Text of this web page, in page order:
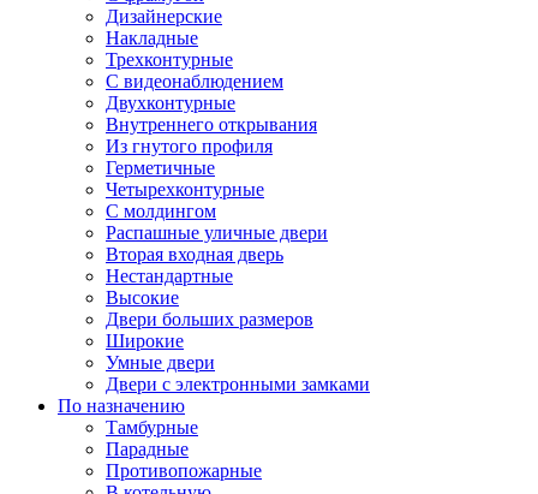
Дизайнерские
Накладные
Трехконтурные
С видеонаблюдением
Двухконтурные
Внутреннего открывания
Из гнутого профиля
Герметичные
Четырехконтурные
С молдингом
Распашные уличные двери
Вторая входная дверь
Нестандартные
Высокие
Двери больших размеров
Широкие
Умные двери
Двери с электронными замками
По назначению
Тамбурные
Парадные
Противопожарные